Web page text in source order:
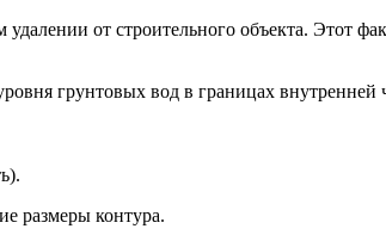
от строительного объекта. Этот
грунтовых вод в границах
размеры контура.